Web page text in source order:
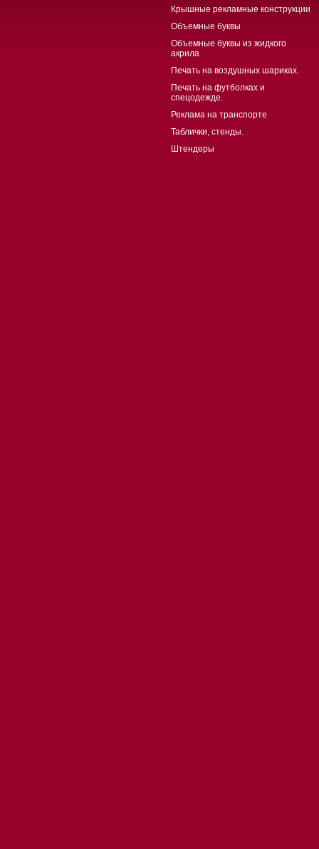
Крышные рекламные конструкции
Объемные буквы
Объемные буквы из жидкого
акрила
Печать на воздушных шариках.
Печать на футболках и
спецодежде.
Реклама на транспорте
Таблички, стенды.
Штендеры